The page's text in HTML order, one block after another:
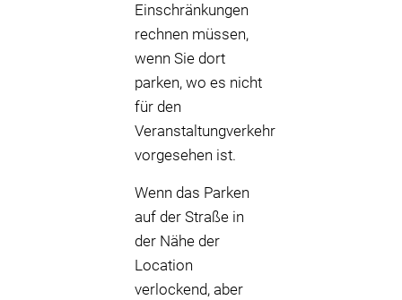
Einschränkungen
rechnen müssen,
wenn Sie dort
parken, wo es nicht
für den
Veranstaltungverkehr
vorgesehen ist.
Wenn das Parken
auf der Straße in
der Nähe der
Location
verlockend, aber